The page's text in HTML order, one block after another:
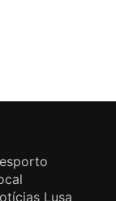
Lusa